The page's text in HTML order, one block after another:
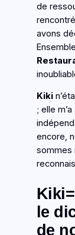
de
avons
Kiki
; elle
encore,
sommes
le
de